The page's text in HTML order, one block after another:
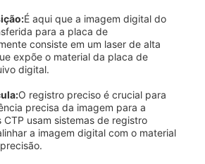
É aqui que a imagem digital do
para a placa de
consiste em um laser de alta
expõe o material da placa de
digital.
O registro preciso é crucial para
precisa da imagem para a
CTP usam sistemas de registro
a imagem digital com o material